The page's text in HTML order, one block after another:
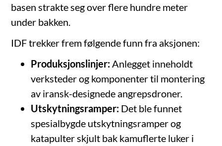
basen strakte seg over flere hundre meter
under bakken.
IDF trekker frem følgende funn fra aksjonen:
Produksjonslinjer: Anlegget inneholdt
verksteder og komponenter til montering
av iransk-designede angrepsdroner.
Utskytningsramper: Det ble funnet
spesialbygde utskytningsramper og
katapulter skjult bak kamuflerte luker i